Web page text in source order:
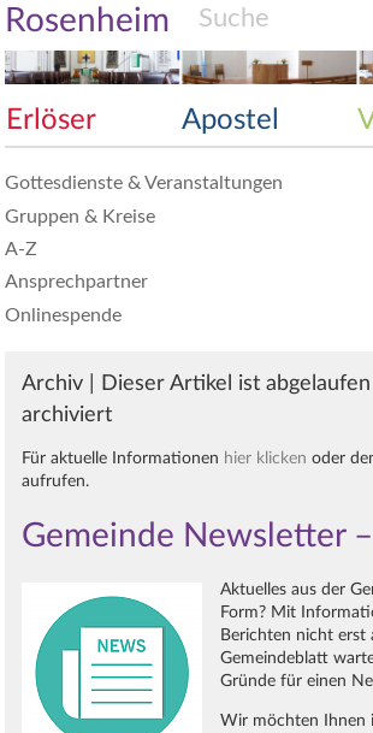
Rosenheim
Erlöser Apostel
Gottesdienste & Veranstaltungen
Gruppen & Kreise
A-Z
Ansprechpartner
Onlinespende
Archiv | Dieser Artikel ist
archiviert
Für aktuelle Informationen hier klicken oder
aufrufen.
Gemeinde Newsletter
Aktuelles aus der
Form? Mit
Berichten nicht erst
Gemeindeblatt
Gründe für einen
Wir möchten Ihnen